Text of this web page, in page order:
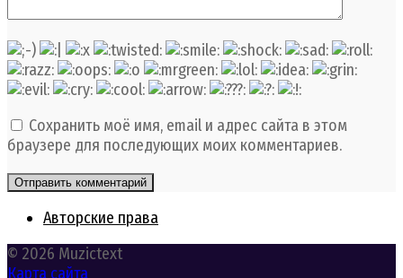
Сохранить моё имя, email и адрес сайта в этом
браузере для последующих моих комментариев.
Авторские права
© 2026 Muzictext
Карта сайта